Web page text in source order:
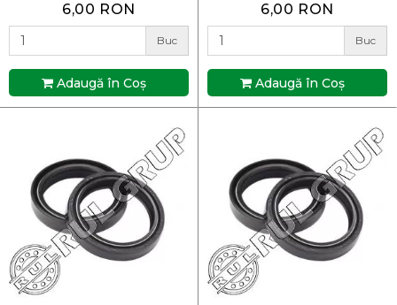
6,00 RON
Buc
Adaugă în Coş
6,00 RON
Buc
Adaugă în Coş